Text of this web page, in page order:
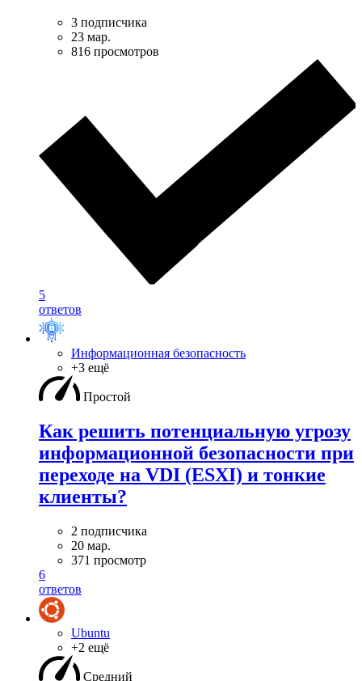
3 подписчика
23 мар.
816 просмотров
5
ответов
Информационная безопасность
+3 ещё
Простой
Как решить потенциальную угрозу
информационной безопасности при
переходе на VDI (ESXI) и тонкие
клиенты?
2 подписчика
20 мар.
371 просмотр
6
ответов
Ubuntu
+2 ещё
Средний